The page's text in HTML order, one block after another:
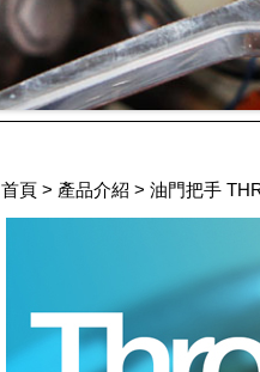
首頁 > 產品介紹 > 油門把手